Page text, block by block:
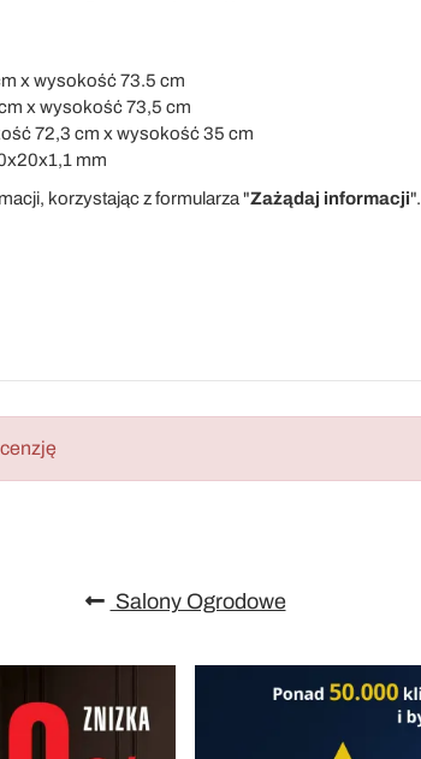
x wysokość 73.5 cm
x wysokość 73,5 cm
72,3 cm x wysokość 35 cm
mm
korzystając z formularza "Zażądaj informacji".
Salony Ogrodowe